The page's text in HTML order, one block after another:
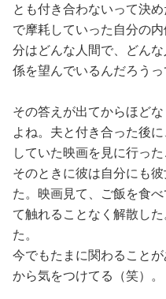
とも付き合わないって決
で摩耗していった自分の
分はどんな人間で、どん
係を望んでいるんだろうっ
その答えが出てからほど
よね。夫と付き合った後
していた映画を見に行った
そのときに彼は自分にも
た。映画見て、ご飯を食
て触れることなく解散し
た。
今でもたまに関わることが
から気をつけてる（笑）。